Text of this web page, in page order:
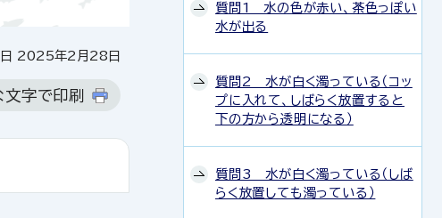
2025年2月28日
文字で印刷
質問1 水の色が赤い、茶色っぽい
水が出る
質問2 水が白く濁っている（コッ
プに入れて、しばらく放置すると
下の方から透明になる）
質問3 水が白く濁っている（しば
らく放置しても濁っている）